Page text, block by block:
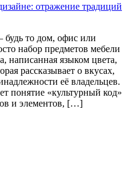
отражение традиций
будь то дом, офис или
набор предметов мебели
написанная языком цвета,
рассказывает о вкусах,
её владельцев.
понятие «культурный код»
и элементов, […]